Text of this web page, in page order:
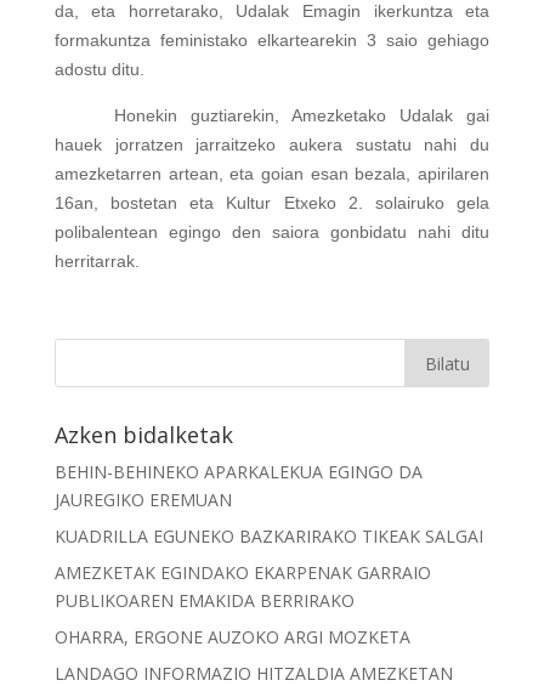
da, eta horretarako, Udalak Emagin ikerkuntza eta
formakuntza feministako elkartearekin 3 saio gehiago
adostu ditu.
Honekin guztiarekin, Amezketako Udalak gai
hauek jorratzen jarraitzeko aukera sustatu nahi du
amezketarren artean, eta goian esan bezala, apirilaren
16an, bostetan eta Kultur Etxeko 2. solairuko gela
polibalentean egingo den saiora gonbidatu nahi ditu
herritarrak.
Azken bidalketak
BEHIN-BEHINEKO APARKALEKUA EGINGO DA
JAUREGIKO EREMUAN
KUADRILLA EGUNEKO BAZKARIRAKO TIKEAK SALGAI
AMEZKETAK EGINDAKO EKARPENAK GARRAIO
PUBLIKOAREN EMAKIDA BERRIRAKO
OHARRA, ERGONE AUZOKO ARGI MOZKETA
LANDAGO INFORMAZIO HITZALDIA AMEZKETAN